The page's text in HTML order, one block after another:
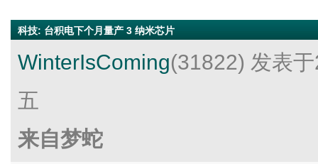
科技: 台积电下个月量产 3 纳米芯片
WinterIsComing(31822) 发表
五
来自梦蛇